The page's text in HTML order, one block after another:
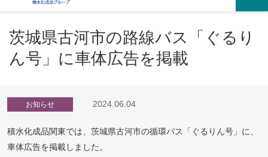
茨城県古河市の路線バス「ぐるり
ん号」に車体広告を掲載
お知らせ 2024.06.04
積水化成品関東では、茨城県古河市の循環バス「ぐるりん号」に、
車体広告を掲載しました。